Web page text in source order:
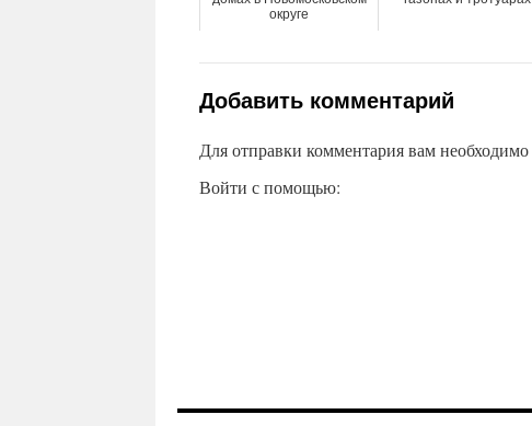
округе
Добавить комментарий
Для отправки комментария вам необходимо
Войти с помощью: